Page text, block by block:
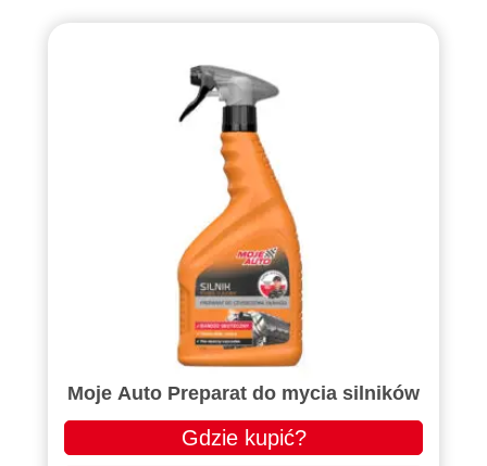
Moje Auto Preparat do mycia silników
Gdzie kupić?